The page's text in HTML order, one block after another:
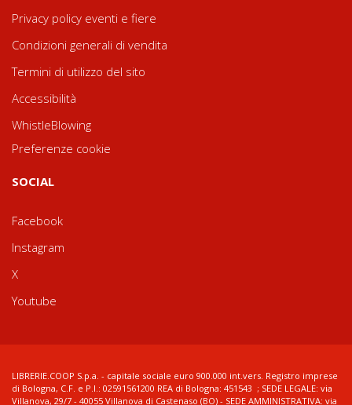
Privacy policy eventi e fiere
Condizioni generali di vendita
Termini di utilizzo del sito
Accessibilità
WhistleBlowing
Preferenze cookie
SOCIAL
Facebook
Instagram
X
Youtube
LIBRERIE.COOP S.p.a. - capitale sociale euro 900.000 int.vers. Registro imprese
di Bologna, C.F. e P.I.: 02591561200 REA di Bologna: 451543 ; SEDE LEGALE: via
Villanova, 29/7 - 40055 Villanova di Castenaso (BO) - SEDE AMMINISTRATIVA: via